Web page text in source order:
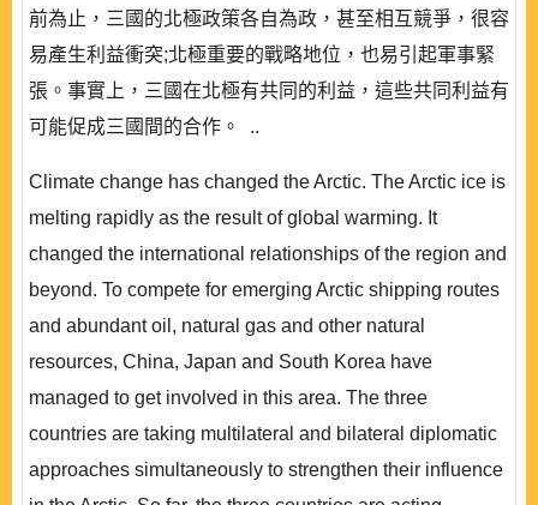
前為止，三國的北極政策各自為政，甚至相互競爭，很容
易產生利益衝突;北極重要的戰略地位，也易引起軍事緊
張。事實上，三國在北極有共同的利益，這些共同利益有
可能促成三國間的合作。 ..
Climate change has changed the Arctic. The Arctic ice is
melting rapidly as the result of global warming. It
changed the international relationships of the region and
beyond. To compete for emerging Arctic shipping routes
and abundant oil, natural gas and other natural
resources, China, Japan and South Korea have
managed to get involved in this area. The three
countries are taking multilateral and bilateral diplomatic
approaches simultaneously to strengthen their influence